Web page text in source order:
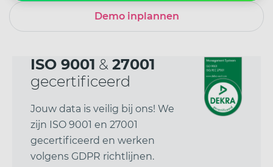
Demo inplannen
ISO 9001 & 27001
gecertificeerd
Jouw data is veilig bij ons! We
zijn ISO 9001 en 27001
gecertificeerd en werken
volgens GDPR richtlijnen.